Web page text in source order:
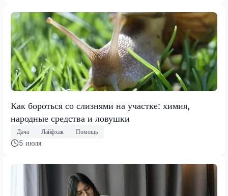
Как бороться со слизнями на участке: химия,
народные средства и ловушки
Дача Лайфхак Помощь
5 июля